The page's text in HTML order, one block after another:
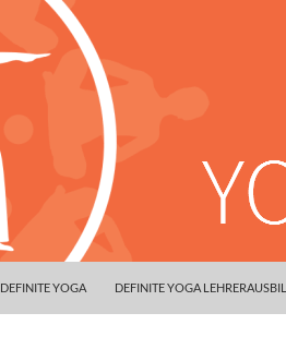
DEFINITE YOGA DEFINITE YOGA